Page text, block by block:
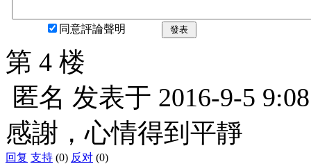
同意評論聲明 發表
第 4 楼
匿名 发表于 2016-9-5
感謝，心情得到平靜
回复 支持 (0) 反对 (0)